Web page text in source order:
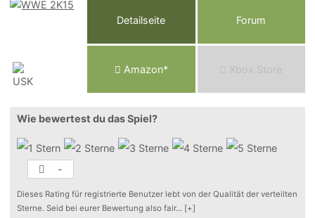
Detailseite Forum
Amazon* Xbox Store
Wie bewertest du das Spiel?
-
Dieses Rating für registrierte Benutzer lebt von der Qualität der verteilten
Sterne. Seid bei eurer Bewertung also fair... [+]